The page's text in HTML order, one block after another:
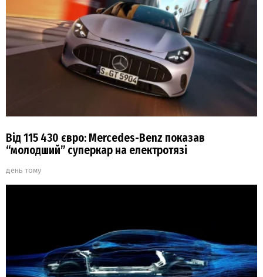
Від 115 430 євро: Mercedes-Benz показав
“молодший” суперкар на електротязі
день тому